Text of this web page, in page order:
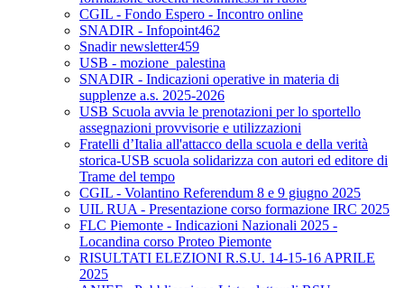
CGIL - Fondo Espero - Incontro online
SNADIR - Infopoint462
Snadir newsletter459
USB - mozione_palestina
SNADIR - Indicazioni operative in materia di
supplenze a.s. 2025-2026
USB Scuola avvia le prenotazioni per lo sportello
assegnazioni provvisorie e utilizzazioni
Fratelli d’Italia all'attacco della scuola e della verità
storica-USB scuola solidarizza con autori ed editore di
Trame del tempo
CGIL - Volantino Referendum 8 e 9 giugno 2025
UIL RUA - Presentazione corso formazione IRC 2025
FLC Piemonte - Indicazioni Nazionali 2025 -
Locandina corso Proteo Piemonte
RISULTATI ELEZIONI R.S.U. 14-15-16 APRILE
2025